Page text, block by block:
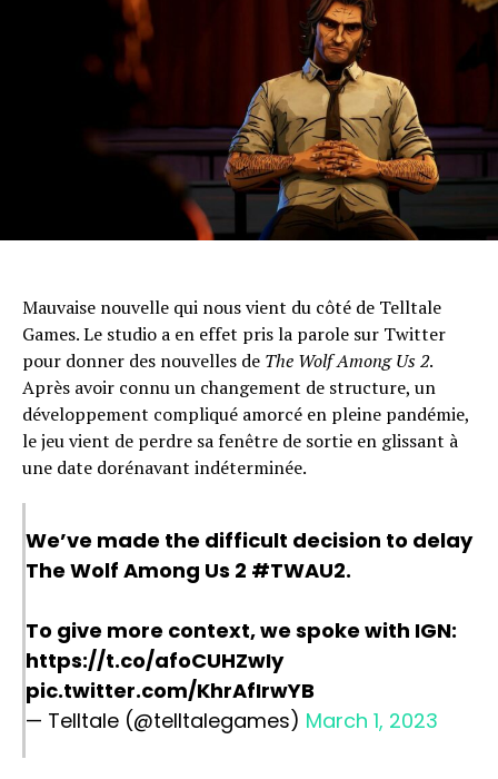
Mauvaise nouvelle qui nous vient du côté de Telltale
Games. Le studio a en effet pris la parole sur Twitter
pour donner des nouvelles de The Wolf Among Us 2.
Après avoir connu un changement de structure, un
développement compliqué amorcé en pleine pandémie,
le jeu vient de perdre sa fenêtre de sortie en glissant à
une date dorénavant indéterminée.
We’ve made the difficult decision to delay
The Wolf Among Us 2 #TWAU2.
To give more context, we spoke with IGN:
https://t.co/afoCUHZwIy
pic.twitter.com/KhrAfIrwYB
— Telltale (@telltalegames) March 1, 2023
Reddit
Pinterest
Whatsapp